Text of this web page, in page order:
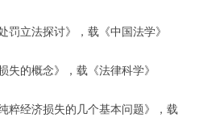
罚立法探讨》，载《中国法学》
失的概念》，载《法律科学》
粹经济损失的几个基本问题》，载